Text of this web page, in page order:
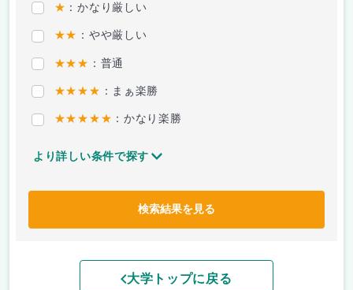
★ ：かなり厳しい
★★ ：やや厳しい
★★★ ：普通
★★★★ ：まぁ楽勝
★★★★★ ：かなり楽勝
より詳しい条件で探す
検索結果を見る
大学トップに戻る